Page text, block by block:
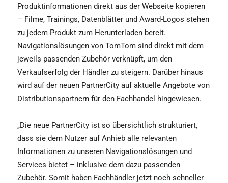
Produktinformationen direkt aus der Webseite kopieren
– Filme, Trainings, Datenblätter und Award-Logos stehen
zu jedem Produkt zum Herunterladen bereit.
Navigationslösungen von TomTom sind direkt mit dem
jeweils passenden Zubehör verknüpft, um den
Verkaufserfolg der Händler zu steigern. Darüber hinaus
wird auf der neuen PartnerCity auf aktuelle Angebote von
Distributionspartnern für den Fachhandel hingewiesen.
„Die neue PartnerCity ist so übersichtlich strukturiert,
dass sie dem Nutzer auf Anhieb alle relevanten
Informationen zu unseren Navigationslösungen und
Services bietet – inklusive dem dazu passenden
Zubehör. Somit haben Fachhändler jetzt noch schneller